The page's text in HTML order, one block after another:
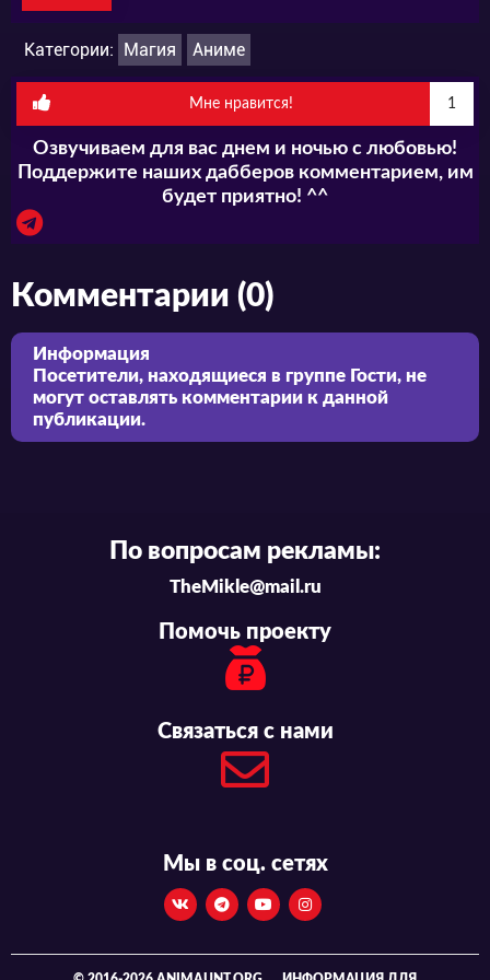
Категории: Магия Аниме
Мне нравится! 1
Озвучиваем для вас днем и ночью с любовью!
Поддержите наших дабберов комментарием, им
будет приятно! ^^
Комментарии (0)
Информация
Посетители, находящиеся в группе Гости, не
могут оставлять комментарии к данной
публикации.
По вопросам рекламы:
TheMikle@mail.ru
Помочь проекту
Связаться с нами
Мы в соц. сетях